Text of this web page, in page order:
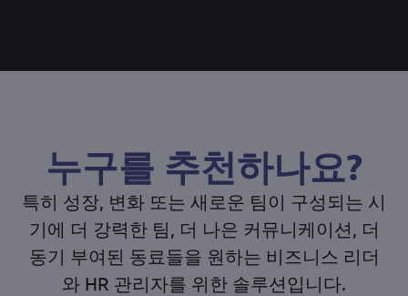
누구를 추천하나요?
특히 성장, 변화 또는 새로운 팀이 구성되는 시
기에 더 강력한 팀, 더 나은 커뮤니케이션, 더
동기 부여된 동료들을 원하는 비즈니스 리더
와 HR 관리자를 위한 솔루션입니다.